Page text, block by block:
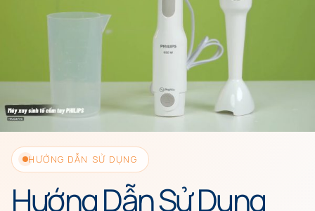
HƯỚNG DẪN SỬ DỤNG
Hướng Dẫn Sử Dụng